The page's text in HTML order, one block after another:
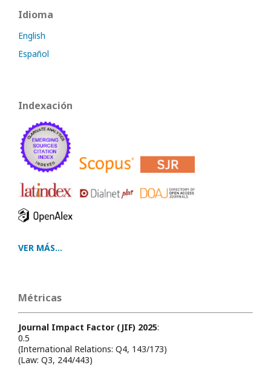
Idioma
English
Español
Indexación
VER MÁS...
Métricas
Journal Impact Factor (JIF) 2025:
0.5
(International Relations: Q4, 143/173)
(Law: Q3, 244/443)